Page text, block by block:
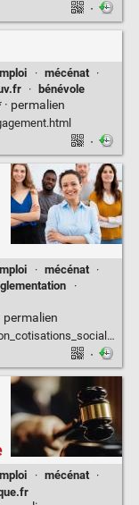
·
· mécénat
·
· bénévole
permalien
·
· mécénat
·
·
permalien
·
· mécénat
·